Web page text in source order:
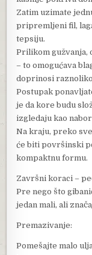
Zatim uzimate
pripremljeni fil,
tepsiju.
Prilikom gužvanja,
– to omogućava
doprinosi
Postupak
je da kore budu
izgledaju kao
Na kraju, preko
će biti površinski
kompaktnu formu.
Završni koraci –
Pre nego što
jedan mali, ali
Premazivanje:
Pomešajte malo